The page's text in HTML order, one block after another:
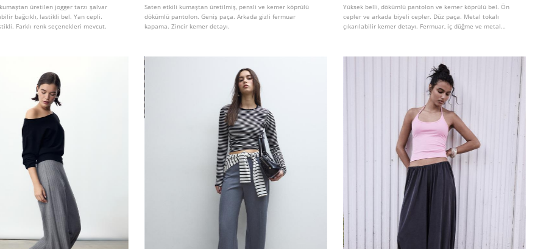
üretilen jogger tarzı şalvar
bağcıklı, lastikli bel. Yan cepli.
Farklı renk seçenekleri mevcut.
Saten etkili kumaştan üretilmiş, pensli ve kemer köprülü
dökümlü pantolon. Geniş paça. Arkada gizli fermuar
kapama. Zincir kemer detayı.
Yüksek belli, dökümlü pantolon ve kemer köprülü bel. Ön
cepler ve arkada biyeli cepler. Düz paça. Metal tokalı
çıkarılabilir kemer detayı. Fermuar, iç düğme ve metal